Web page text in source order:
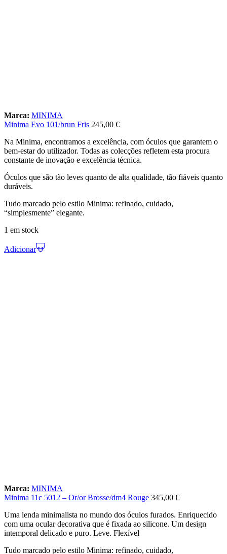
Marca: MINIMA
Minima Evo 101/brun Fris 245,00 €
Na Minima, encontramos a excelência, com óculos que garantem o
bem-estar do utilizador. Todas as colecções refletem esta procura
constante de inovação e excelência técnica.
Óculos que são tão leves quanto de alta qualidade, tão fiáveis quanto
duráveis.
Tudo marcado pelo estilo Minima: refinado, cuidado,
“simplesmente” elegante.
1 em stock
Adicionar
Marca: MINIMA
Minima 11c 5012 – Or/or Brosse/dm4 Rouge 345,00 €
Uma lenda minimalista no mundo dos óculos furados. Enriquecido
com uma ocular decorativa que é fixada ao silicone. Um design
intemporal delicado e puro. Leve. Flexível
Tudo marcado pelo estilo Minima: refinado, cuidado,